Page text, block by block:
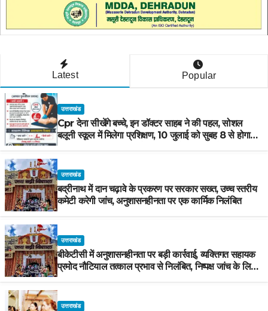
Latest Popular
उत्तराखंड
Cpr देना सीखेंगे बच्चे, इन डॉक्टर साहब ने की पहल, सोशल
बलूनी स्कूल में मिलेगा प्रशिक्षण, 10 जुलाई को सुबह 8 से होगा
उत्तराखंड
बद्रीनाथ में दान चढ़ावे के प्रकरण पर सरकार सख्त, उच्च स्तरीय
कमेटी करेगी जांच, अनुशासनहीनता पर एक कार्मिक निलंबित
उत्तराखंड
बीकेटीसी में अनुशासनहीनता पर बड़ी कार्रवाई, व्यक्तिगत सहायक
प्रमोद नौटियाल तत्काल प्रभाव से निलंबित, निष्पक्ष जांच के लिए
उत्तराखंड